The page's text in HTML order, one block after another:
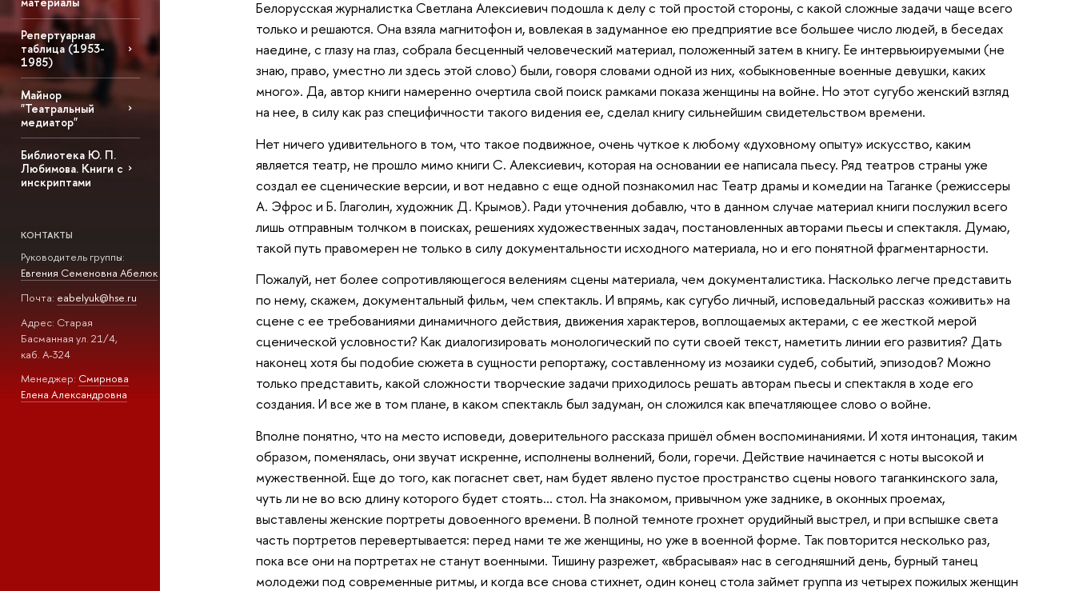
Репертуарная
таблица (1953-
1985)
Майнор
"Театральный
медиатор"
Библиотека Ю. П.
Любимова. Книги с
инскриптами
КОНТАКТЫ
Руководитель группы:
Евгения Семеновна Абелюк
Почта: eabelyuk@hse.ru
Адрес: Старая
Басманная ул. 21/4,
каб. А-324
Менеджер: Смирнова
Елена Александровна
Белорусская журналистка Светлана Алексиевич подошла к делу с той простой стороны, с какой сложные задачи чаще всего
только и решаются. Она взяла магнитофон и, вовлекая в задуманное ею предприятие все большее число людей, в беседах
наедине, с глазу на глаз, собрала бесценный человеческий материал, положенный затем в книгу. Ее интервьюируемыми (не
знаю, право, уместно ли здесь этой слово) были, говоря словами одной из них, «обыкновенные военные девушки, каких
много». Да, автор книги намеренно очертила свой поиск рамками показа женщины на войне. Но этот сугубо женский взгляд
на нее, в силу как раз специфичности такого видения ее, сделал книгу сильнейшим свидетельством времени.
Нет ничего удивительного в том, что такое подвижное, очень чуткое к любому «духовному опыту» искусство, каким
является театр, не прошло мимо книги С. Алексиевич, которая на основании ее написала пьесу. Ряд театров страны уже
создал ее сценические версии, и вот недавно с еще одной познакомил нас Театр драмы и комедии на Таганке (режиссеры
А. Эфрос и Б. Глаголин, художник Д. Крымов). Ради уточнения добавлю, что в данном случае материал книги послужил всего
лишь отправным толчком в поисках, решениях художественных задач, постановленных авторами пьесы и спектакля. Думаю,
такой путь правомерен не только в силу документальности исходного материала, но и его понятной фрагментарности.
Пожалуй, нет более сопротивляющегося велениям сцены материала, чем документалистика. Насколько легче представить
по нему, скажем, документальный фильм, чем спектакль. И впрямь, как сугубо личный, исповедальный рассказ «оживить» на
сцене с ее требованиями динамичного действия, движения характеров, воплощаемых актерами, с ее жесткой мерой
сценической условности? Как диалогизировать монологический по сути своей текст, наметить линии его развития? Дать
наконец хотя бы подобие сюжета в сущности репортажу, составленному из мозаики судеб, событий, эпизодов? Можно
только представить, какой сложности творческие задачи приходилось решать авторам пьесы и спектакля в ходе его
создания. И все же в том плане, в каком спектакль был задуман, он сложился как впечатляющее слово о войне.
Вполне понятно, что на место исповеди, доверительного рассказа пришёл обмен воспоминаниями. И хотя интонация, таким
образом, поменялась, они звучат искренне, исполнены волнений, боли, горечи. Действие начинается с ноты высокой и
мужественной. Еще до того, как погаснет свет, нам будет явлено пустое пространство сцены нового таганкинского зала,
чуть ли не во всю длину которого будет стоять… стол. На знакомом, привычном уже заднике, в оконных проемах,
выставлены женские портреты довоенного времени. В полной темноте грохнет орудийный выстрел, и при вспышке света
часть портретов перевертывается: перед нами те же женщины, но уже в военной форме. Так повторится несколько раз,
пока все они на портретах не станут военными. Тишину разрежет, «вбрасывая» нас в сегодняшний день, бурный танец
молодежи под современные ритмы, и когда все снова стихнет, один конец стола займет группа из четырех пожилых женщин